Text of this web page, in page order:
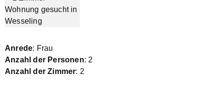
Anrede: Frau
Anzahl der Personen: 2
Anzahl der Zimmer: 2